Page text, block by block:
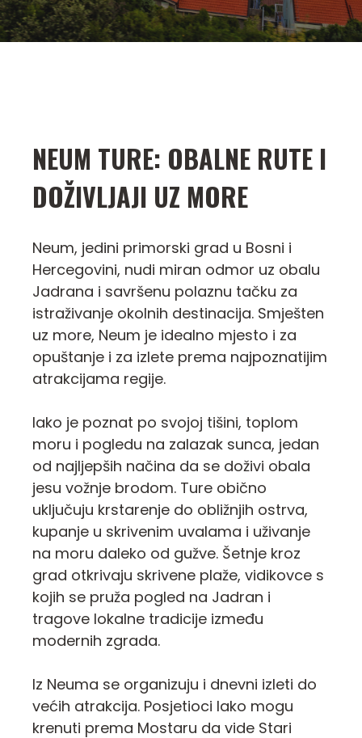
NEUM TURE: OBALNE RUTE I
DOŽIVLJAJI UZ MORE
Neum, jedini primorski grad u Bosni i
Hercegovini, nudi miran odmor uz obalu
Jadrana i savršenu polaznu tačku za
istraživanje okolnih destinacija. Smješten
uz more, Neum je idealno mjesto i za
opuštanje i za izlete prema najpoznatijim
atrakcijama regije.
Iako je poznat po svojoj tišini, toplom
moru i pogledu na zalazak sunca, jedan
od najljepših načina da se doživi obala
jesu vožnje brodom. Ture obično
uključuju krstarenje do obližnjih ostrva,
kupanje u skrivenim uvalama i uživanje
na moru daleko od gužve. Šetnje kroz
grad otkrivaju skrivene plaže, vidikovce s
kojih se pruža pogled na Jadran i
tragove lokalne tradicije između
modernih zgrada.
Iz Neuma se organizuju i dnevni izleti do
većih atrakcija. Posjetioci lako mogu
krenuti prema Mostaru da vide Stari